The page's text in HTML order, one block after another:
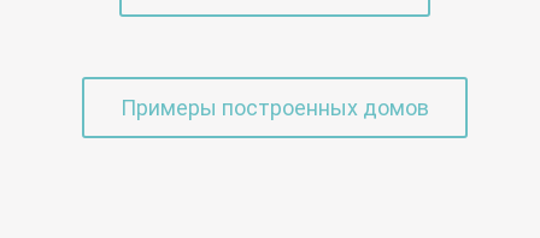
Примеры построенных домов